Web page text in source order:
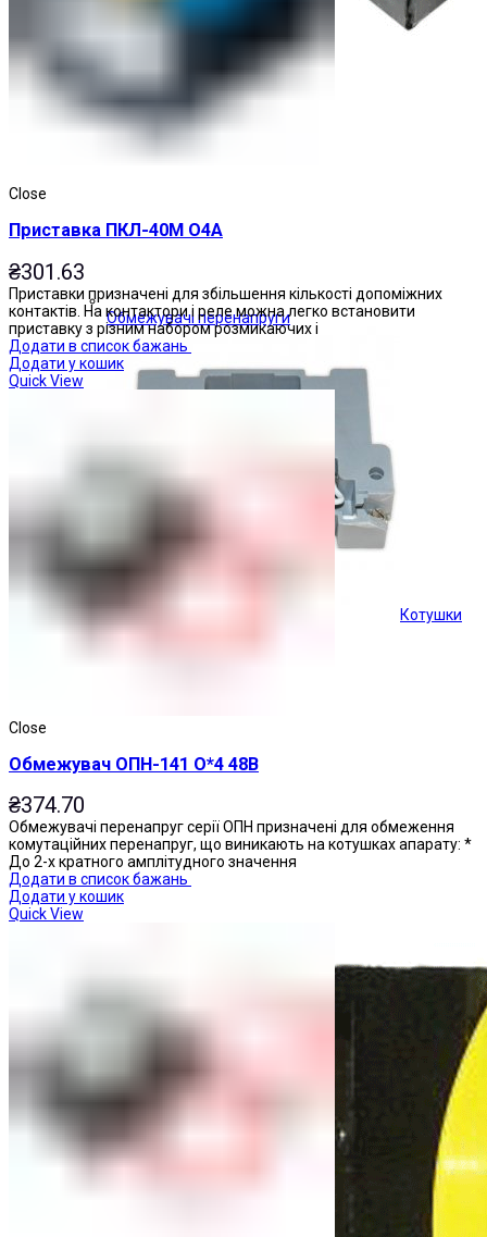
Обмежувачі перенапруги
Котушки
Кнопки керування
Close
Приставка ПКЛ-40М О4А
₴301.63
Приставки призначені для збільшення кількості допоміжних
контактів. На контактори і реле можна легко встановити
приставку з різним набором розмикаючих і
Додати в список бажань
Додати у кошик
Quick View
Close
Обмежувач ОПН-141 О*4 48В
₴374.70
Обмежувачі перенапруг серії ОПН призначені для обмеження
комутаційних перенапруг, що виникають на котушках апарату: *
До 2-х кратного амплітудного значення
Додати в список бажань
Додати у кошик
Quick View